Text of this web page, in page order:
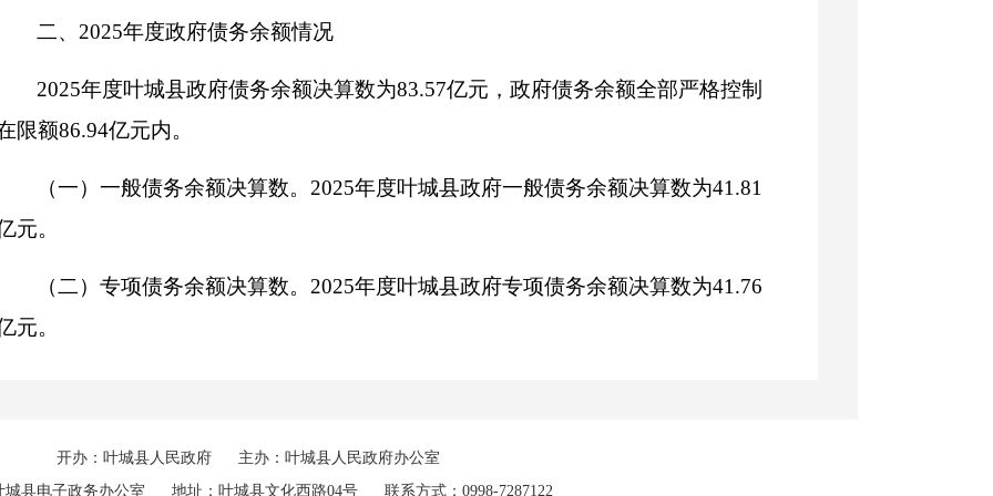
二、2025年度政府债务余额情况
2025年度叶城县政府债务余额决算数为83.57亿元，政府债务余额全部严格控制
限额86.94亿元内。
（一）一般债务余额决算数。2025年度叶城县政府一般债务余额决算数为41.81
元。
（二）专项债务余额决算数。2025年度叶城县政府专项债务余额决算数为41.76
元。
）。
开办：叶城县人民政府
主办：叶城县人民政府办公室
城县电子政务办公室
地址：叶城县文化西路04号 联系方式：0998-7287122